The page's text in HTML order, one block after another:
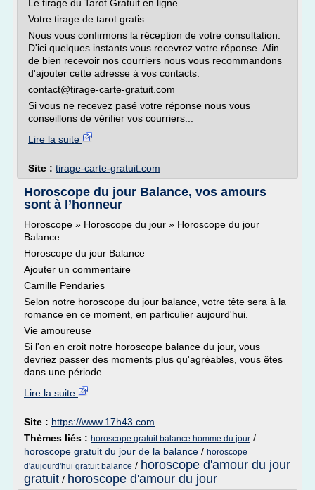
Le tirage du Tarot Gratuit en ligne
Votre tirage de tarot gratis
Nous vous confirmons la réception de votre consultation.
D'ici quelques instants vous recevrez votre réponse. Afin
de bien recevoir nos courriers nous vous recommandons
d'ajouter cette adresse à vos contacts:
contact@tirage-carte-gratuit.com
Si vous ne recevez pasé votre réponse nous vous
conseillons de vérifier vos courriers...
Lire la suite
Site : tirage-carte-gratuit.com
Horoscope du jour Balance, vos amours
sont à l’honneur
Horoscope » Horoscope du jour » Horoscope du jour
Balance
Horoscope du jour Balance
Ajouter un commentaire
Camille Pendaries
Selon notre horoscope du jour balance, votre tête sera à la
romance en ce moment, en particulier aujourd'hui.
Vie amoureuse
Si l'on en croit notre horoscope balance du jour, vous
devriez passer des moments plus qu'agréables, vous êtes
dans une période...
Lire la suite
Site : https://www.17h43.com
Thèmes liés : horoscope gratuit balance homme du jour /
horoscope gratuit du jour de la balance / horoscope
d'aujourd'hui gratuit balance / horoscope d'amour du jour
gratuit / horoscope d'amour du jour